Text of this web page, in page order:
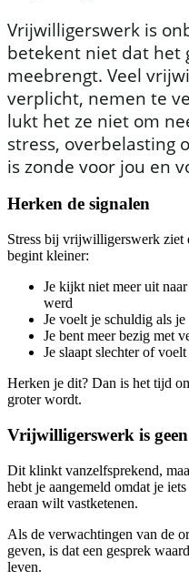
Vrijwilligerswerk is
betekent niet dat het
meebrengt. Veel
verplicht, nemen te
lukt het ze niet om
stress, overbelasting
is zonde voor jou en
Herken de signalen
Stress bij vrijwilligerswerk ziet
begint kleiner:
Je kijkt niet meer uit
werd
Je voelt je schuldig als
Je bent meer bezig met
Je slaapt slechter of
Herken je dit? Dan is het tijd
groter wordt.
Vrijwilligerswerk is
Dit klinkt vanzelfsprekend,
hebt je aangemeld omdat je
eraan wilt vastketenen.
Als de verwachtingen van de
geven, is dat een gesprek
leven.